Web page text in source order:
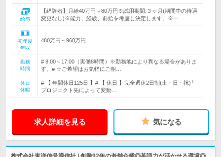
給与
【経験者】月給40万円～80万円※試用期間:３ヶ月(期間中の待遇
変更なし)※能力、経験、前給を考慮し決定します。※一…
初年度
年収
480万円～960万円
勤務
時間
# 8:00～17:00（実働8時間）※勤務地により異なる場合がありま
す。# ☆ご希望はお気軽にご相…
休日
休暇
# 【 年間休日125日 】# 【 休日 】完全週休2日制(土・日・祝)└
プロジェクト先によって変動…
求人詳細を見る 気になる